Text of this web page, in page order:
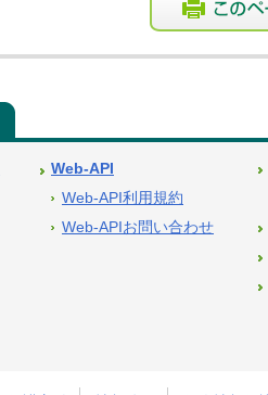
Web-API
Web-API利用規約
Web-APIお問い合わせ